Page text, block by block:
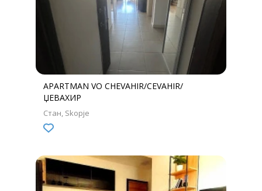
APARTMAN VO CHEVAHIR/CEVAHIR/
ЏЕВАХИР
Стан Skopje